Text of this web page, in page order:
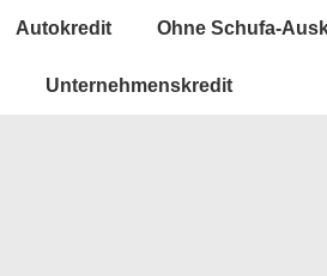
Autokredit Ohne Schufa-
Unternehmenskredit